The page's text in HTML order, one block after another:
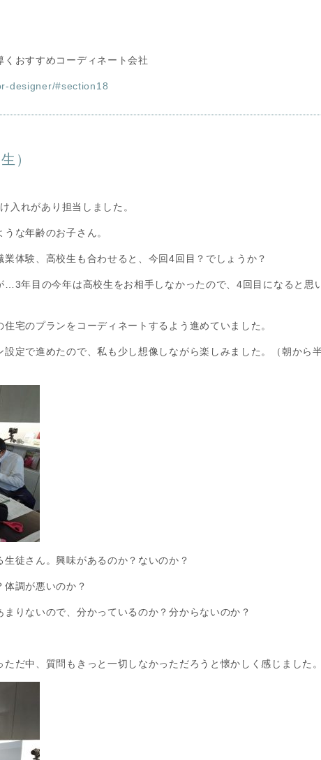
おすすめコーディネート会社
designer/#section18
）
入れがあり担当しました。
な年齢のお子さん。
体験、高校生も合わせると、今回4回目？でしょうか？
…3年目の今年は高校生をお相手しなかったので、4回目になると思
宅のプランをコーディネートするよう進めていました。
定で進めたので、私も少し想像しながら楽しみました。（朝から
徒さん。興味があるのか？ないのか？
調が悪いのか？
りないので、分かっているのか？分からないのか？
だ中、質問もきっと一切しなかっただろうと懐かしく感じました